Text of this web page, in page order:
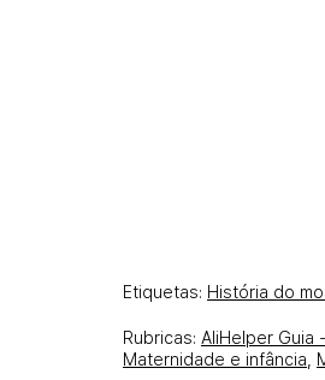
Etiquetas: História do
Rubricas: AliHelper Guia
Maternidade e infância